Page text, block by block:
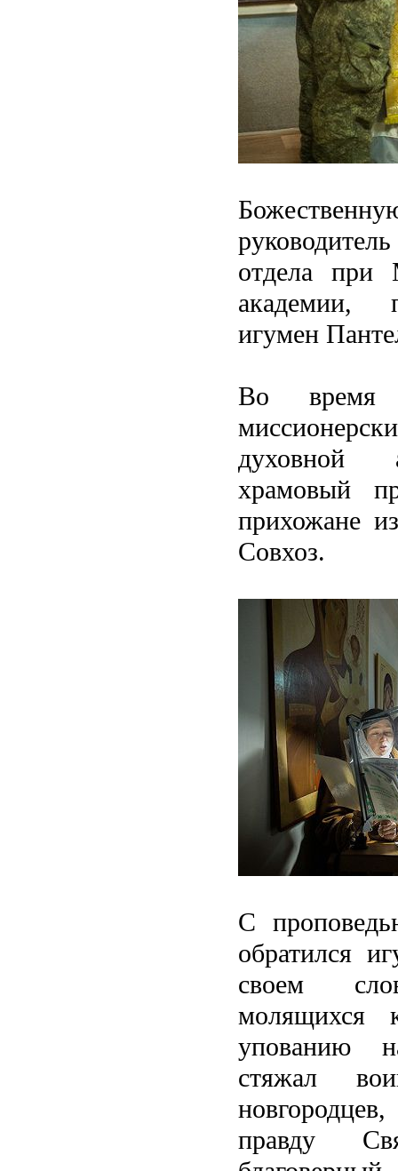
отдела при
академии,
игумен
Во время
духовной
храмовый
прихожане
Совхоз.
С
обратился
своем
молящихся
упованию
стяжал
правду